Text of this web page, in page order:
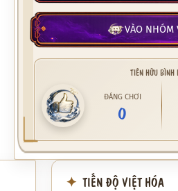
VÀO NHÓM
TIÊN HỮU BÌNH
ĐÁNG CHƠI
0
TIẾN ĐỘ VIỆT HÓA